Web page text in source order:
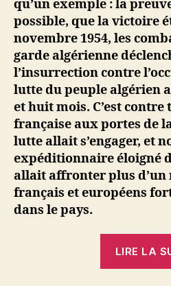
qu’un exemple : la
possible, que la victoire
novembre 1954, les
garde algérienne
l’insurrection contre
lutte du peuple algérien
et huit mois. C’est contre
française aux portes de
lutte allait s’engager, et
expéditionnaire éloigné
allait affronter plus d’un
français et européens
dans le pays.
LIRE LA